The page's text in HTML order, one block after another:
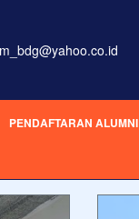
PENDAFTARAN ALUMNI